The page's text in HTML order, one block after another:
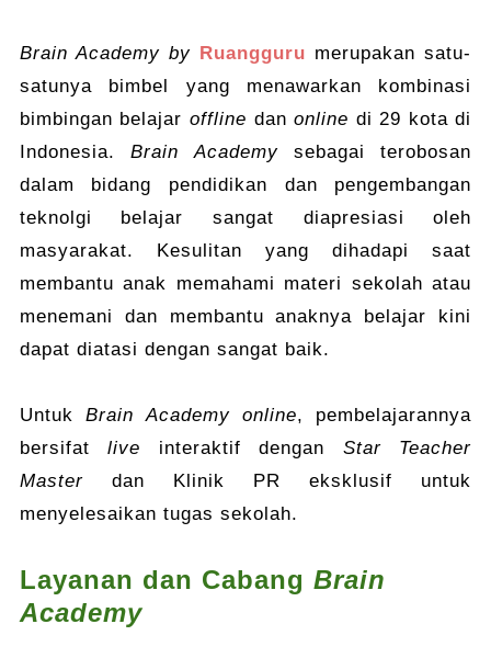
Brain Academy by Ruangguru merupakan satu-
satunya bimbel yang menawarkan kombinasi
bimbingan belajar offline dan online di 29 kota di
Indonesia.Brain Academysebagai terobosan
dalam bidang pendidikan dan pengembangan
teknolgi belajar sangat diapresiasi oleh
masyarakat. Kesulitan yang dihadapi saat
membantu anak memahami materi sekolah atau
menemani dan membantu anaknya belajar kini
dapat diatasi dengan sangat baik.
UntukBrain Academy online, pembelajarannya
bersifatlive interaktif dengan Star Teacher
Master dan Klinik PR eksklusif untuk
menyelesaikan tugas sekolah.
Layanan dan Cabang Brain
Academy